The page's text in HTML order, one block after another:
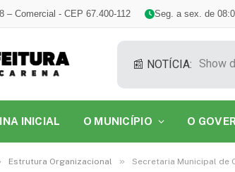
– Comercial - CEP 67.400-112 Seg. a sex. de
📰 NOTÍCIA:
INICIAL O MUNICÍPIO O
Estrutura Organizacional » Secretaria Municipal de